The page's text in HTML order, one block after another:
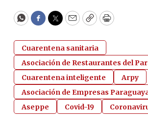
WhatsApp
Facebook
Twitter
EmailCopyPrint
Cuarentena sanitaria
Asociación de Restaurantes del
Cuarentena inteligente
Arpy
Asociación de Empresas
Aseppe
Covid-19